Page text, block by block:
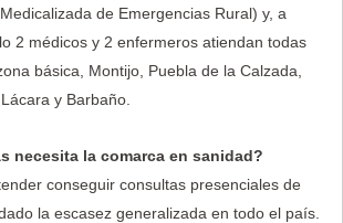
de Emergencias Rural) y, a
2 médicos y 2 enfermeros atiendan todas
básica, Montijo, Puebla de la Calzada,
y Barbaño.
necesita la comarca en sanidad?
conseguir consultas presenciales de
la escasez generalizada en todo el país.